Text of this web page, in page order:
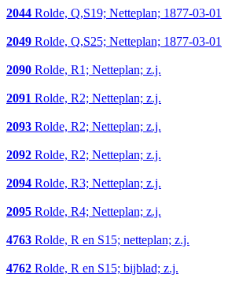
2044 Rolde, Q,S19; Netteplan; 1877-03-01
2049 Rolde, Q,S25; Netteplan; 1877-03-01
2090 Rolde, R1; Netteplan; z.j.
2091 Rolde, R2; Netteplan; z.j.
2093 Rolde, R2; Netteplan; z.j.
2092 Rolde, R2; Netteplan; z.j.
2094 Rolde, R3; Netteplan; z.j.
2095 Rolde, R4; Netteplan; z.j.
4763 Rolde, R en S15; netteplan; z.j.
4762 Rolde, R en S15; bijblad; z.j.